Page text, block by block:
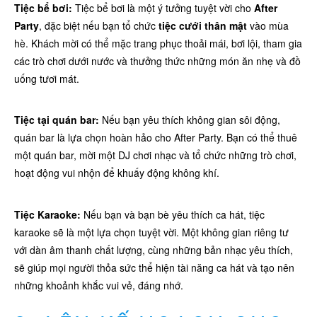
Tiệc bể bơi: Tiệc bể bơi là một ý tưởng tuyệt vời cho After
Party, đặc biệt nếu bạn tổ chức tiệc cưới thân mật vào mùa
hè. Khách mời có thể mặc trang phục thoải mái, bơi lội, tham gia
các trò chơi dưới nước và thưởng thức những món ăn nhẹ và đồ
uống tươi mát.
Tiệc tại quán bar: Nếu bạn yêu thích không gian sôi động,
quán bar là lựa chọn hoàn hảo cho After Party. Bạn có thể thuê
một quán bar, mời một DJ chơi nhạc và tổ chức những trò chơi,
hoạt động vui nhộn để khuấy động không khí.
Tiệc Karaoke: Nếu bạn và bạn bè yêu thích ca hát, tiệc
karaoke sẽ là một lựa chọn tuyệt vời. Một không gian riêng tư
với dàn âm thanh chất lượng, cùng những bản nhạc yêu thích,
sẽ giúp mọi người thỏa sức thể hiện tài năng ca hát và tạo nên
những khoảnh khắc vui vẻ, đáng nhớ.